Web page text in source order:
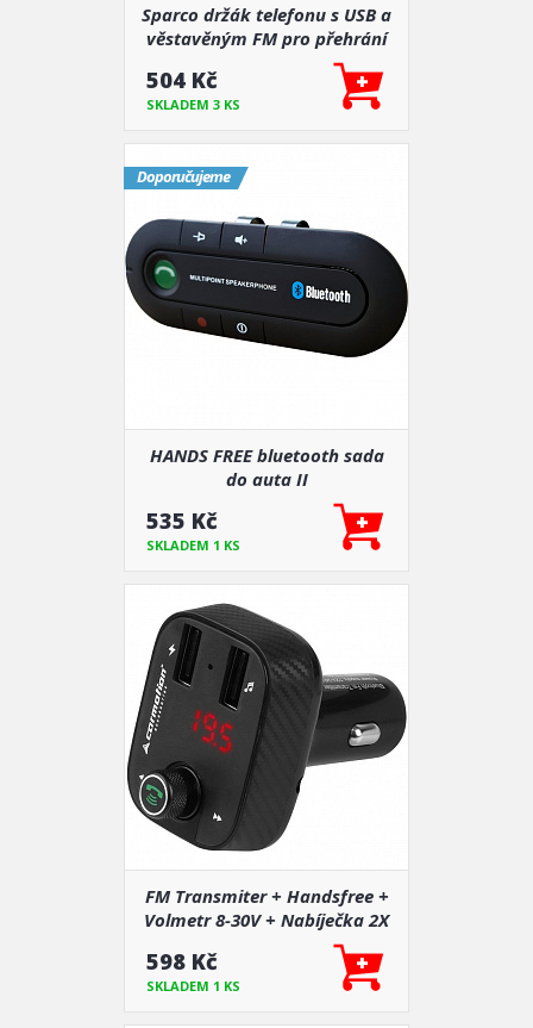
Sparco držák telefonu s USB a
věstavěným FM pro přehrání
hudby + handsfree
504 Kč
SKLADEM 3 KS
Doporučujeme
HANDS FREE bluetooth sada
do auta II
535 Kč
SKLADEM 1 KS
FM Transmiter + Handsfree +
Volmetr 8-30V + Nabíječka 2X
598 Kč
SKLADEM 1 KS